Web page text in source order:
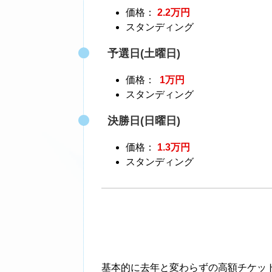
価格： 2.2万円
スタンディング
予選日(土曜日)
価格： 1万円
スタンディング
決勝日(日曜日)
価格： 1.3万円
スタンディング
基本的に去年と変わらずの高額チケッ